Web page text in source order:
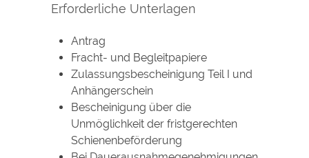
Erforderliche Unterlagen
Antrag
Fracht- und Begleitpapiere
Zulassungsbescheinigung Teil I und
Anhängerschein
Bescheinigung über die
Unmöglichkeit der fristgerechten
Schienenbeförderung